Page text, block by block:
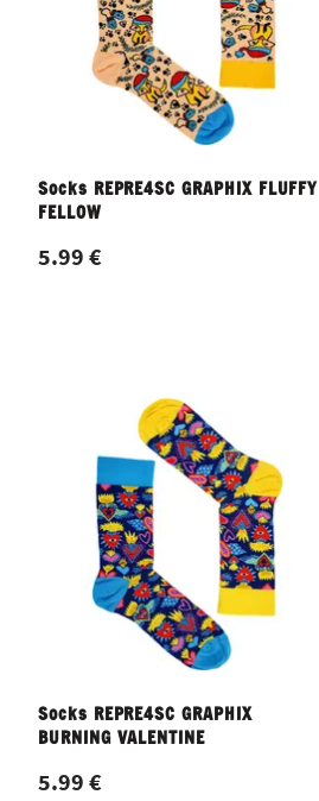
Socks REPRE4SC GRAPHIX FLUFFY
FELLOW
5.99 €
Socks REPRE4SC GRAPHIX
BURNING VALENTINE
5.99 €